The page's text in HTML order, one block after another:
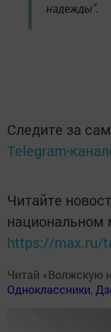
надежды".
Следите за
Telegram-
Читайте
https://max.ru/
Читай «Волжскую
Одноклассники,